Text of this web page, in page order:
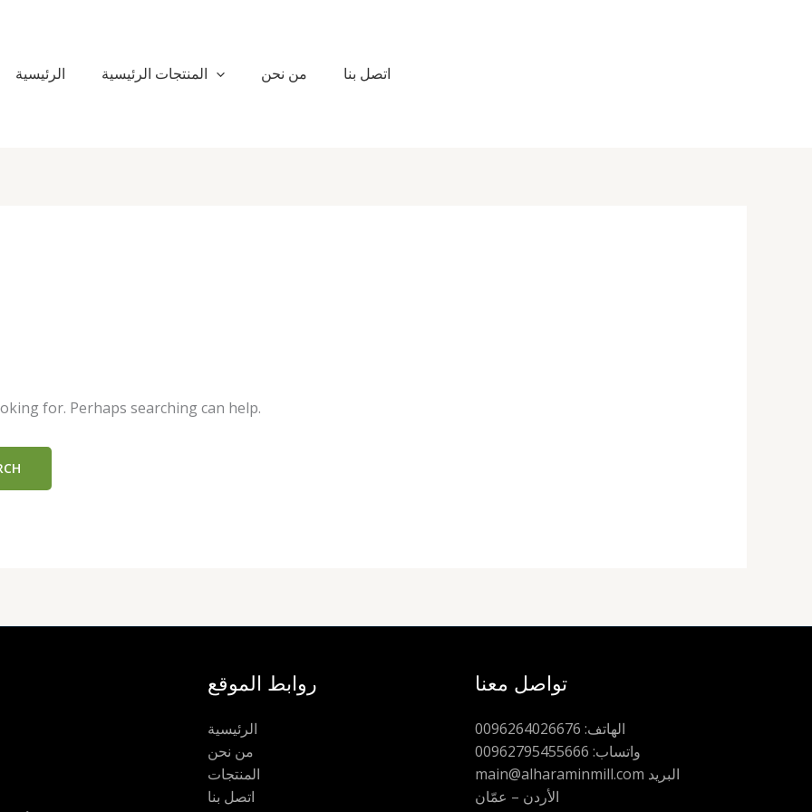
الرئيسية
المنتجات الرئيسية من نحن اتصل بنا
for. Perhaps searching can help.
روابط الموقع
الرئيسية
من نحن
المنتجات
اتصل بنا
تواصل معنا
الهاتف: 0096264026676
واتساب: 00962795455666
main@alharaminmill.com البريد
الأردن – عمّان